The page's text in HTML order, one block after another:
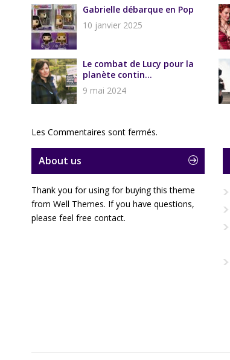
Gabrielle débarque en Pop
10 janvier 2025
Le combat de Lucy pour la
planète contin...
9 mai 2024
Les Commentaires sont fermés.
About us
Thank you for using for buying this theme
from Well Themes. If you have questions,
please feel free contact.